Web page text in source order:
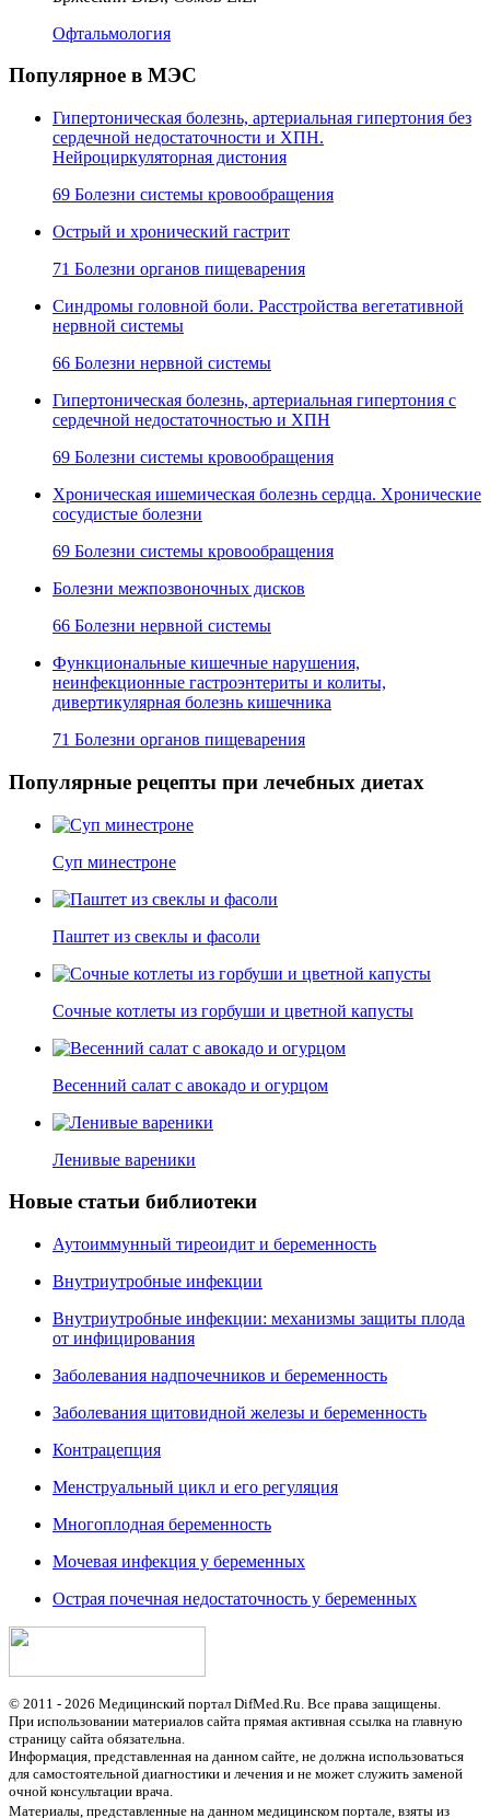
Офтальмология
Популярное в МЭС
Гипертоническая болезнь, артериальная гипертония без
сердечной недостаточности и ХПН.
Нейроциркуляторная дистония
69 Болезни системы кровообращения
Острый и хронический гастрит
71 Болезни органов пищеварения
Синдромы головной боли. Расстройства вегетативной
нервной системы
66 Болезни нервной системы
Гипертоническая болезнь, артериальная гипертония с
сердечной недостаточностью и ХПН
69 Болезни системы кровообращения
Хроническая ишемическая болезнь сердца. Хронические
сосудистые болезни
69 Болезни системы кровообращения
Болезни межпозвоночных дисков
66 Болезни нервной системы
Функциональные кишечные нарушения,
неинфекционные гастроэнтериты и колиты,
дивертикулярная болезнь кишечника
71 Болезни органов пищеварения
Популярные рецепты при лечебных диетах
Суп минестроне
Паштет из свеклы и фасоли
Сочные котлеты из горбуши и цветной капусты
Весенний салат с авокадо и огурцом
Ленивые вареники
Новые статьи библиотеки
Аутоиммунный тиреоидит и беременность
Внутриутробные инфекции
Внутриутробные инфекции: механизмы защиты плода
от инфицирования
Заболевания надпочечников и беременность
Заболевания щитовидной железы и беременность
Контрацепция
Менструальный цикл и его регуляция
Многоплодная беременность
Мочевая инфекция у беременных
Острая почечная недостаточность у беременных
© 2011 - 2026 Медицинский портал DifMed.Ru. Все права защищены.
При использовании материалов сайта прямая активная ссылка на главную
страницу сайта обязательна.
Информация, представленная на данном сайте, не должна использоваться
для самостоятельной диагностики и лечения и не может служить заменой
очной консультации врача.
Материалы, представленные на данном медицинском портале, взяты из